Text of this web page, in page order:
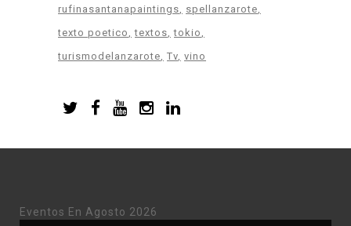
rufinasantanapaintings
spellanzarote
texto poetico
textos tokio
turismodelanzarote Tv vino
Eventos En Agosto 2026